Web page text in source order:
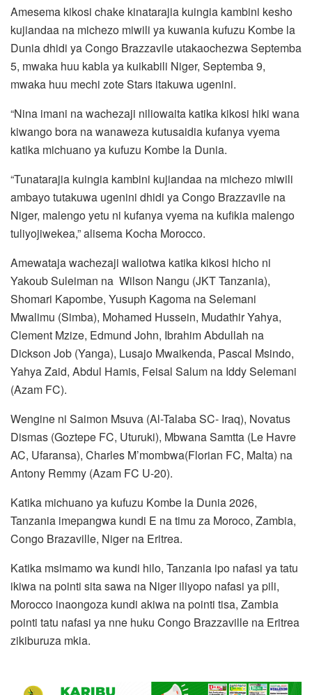
Amesema kikosi chake kinatarajia kuingia kambini kesho
kujiandaa na michezo miwili ya kuwania kufuzu Kombe la
Dunia dhidi ya Congo Brazzavile utakaochezwa Septemba
5, mwaka huu kabla ya kuikabili Niger, Septemba 9,
mwaka huu mechi zote Stars itakuwa ugenini.
“Nina imani na wachezaji niliowaita katika kikosi hiki wana
kiwango bora na wanaweza kutusaidia kufanya vyema
katika michuano ya kufuzu Kombe la Dunia.
“Tunatarajia kuingia kambini kujiandaa na michezo miwili
ambayo tutakuwa ugenini dhidi ya Congo Brazzavile na
Niger, malengo yetu ni kufanya vyema na kufikia malengo
tuliyojiwekea,” alisema Kocha Morocco.
Amewataja wachezaji waliotwa katika kikosi hicho ni
Yakoub Suleiman na Wilson Nangu (JKT Tanzania),
Shomari Kapombe, Yusuph Kagoma na Selemani
Mwalimu (Simba), Mohamed Hussein, Mudathir Yahya,
Clement Mzize, Edmund John, Ibrahim Abdullah na
Dickson Job (Yanga), Lusajo Mwaikenda, Pascal Msindo,
Yahya Zaid, Abdul Hamis, Feisal Salum na Iddy Selemani
(Azam FC).
Wengine ni Saimon Msuva (Al-Talaba SC- Iraq), Novatus
Dismas (Goztepe FC, Uturuki), Mbwana Samtta (Le Havre
AC, Ufaransa), Charles M’mombwa(Florian FC, Malta) na
Antony Remmy (Azam FC U-20).
Katika michuano ya kufuzu Kombe la Dunia 2026,
Tanzania imepangwa kundi E na timu za Moroco, Zambia,
Congo Brazaville, Niger na Eritrea.
Katika msimamo wa kundi hilo, Tanzania ipo nafasi ya tatu
ikiwa na pointi sita sawa na Niger iliyopo nafasi ya pili,
Morocco inaongoza kundi akiwa na pointi tisa, Zambia
pointi tatu nafasi ya nne huku Congo Brazzaville na Eritrea
zikiburuza mkia.